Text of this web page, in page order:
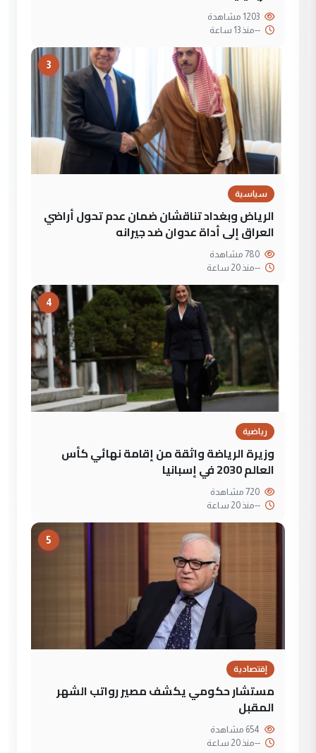
--منذ 13 ساعة
3
سياسية
الرياض وبغداد تناقشان ضمان عدم تحول أراضي
العراق إلى أداة عدوان ضد جيرانه
--منذ 20 ساعة
4
رياضية
وزيرة الرياضة واثقة من إقامة نهائي كأس
العالم 2030 في إسبانيا
--منذ 20 ساعة
5
إقتصادية
مستشار حكومي يكشف مصير رواتب الشهر
المقبل
--منذ 20 ساعة